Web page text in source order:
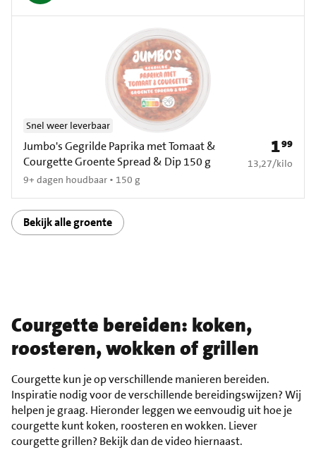
Jumbo's Gegrilde Paprika met Tomaat &
Courgette Groente Spread & Dip 150 g
9+ dagen houdbaar • 150 g
Snel weer leverbaar
Prijs: €
199
€ 13,27 per kilo
13,27/kilo
Bekijk alle groente
Courgette bereiden: koken,
roosteren, wokken of grillen
Courgette kun je op verschillende manieren bereiden.
Inspiratie nodig voor de verschillende bereidingswijzen? Wij
helpen je graag. Hieronder leggen we eenvoudig uit hoe je
courgette kunt koken, roosteren en wokken. Liever
courgette grillen? Bekijk dan de video hiernaast.